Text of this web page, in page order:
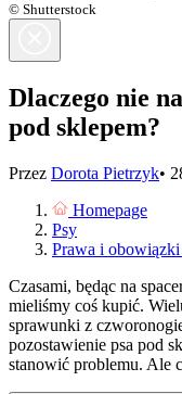
© Shutterstock
Dlaczego nie
pod sklepem?
Przez Dorota Pietrzyk•
Homepage
Psy
Prawa i obowiązki
Czasami, będąc na
mieliśmy coś kupić.
sprawunki z
pozostawienie psa pod
stanowić problemu. Ale